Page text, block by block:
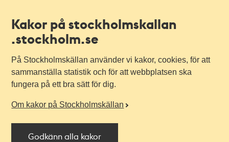
Kakor på stockholmskallan
.stockholm.se
På Stockholmskällan använder vi kakor, cookies, för att
sammanställa statistik och för att webbplatsen ska
fungera på ett bra sätt för dig.
Om kakor på Stockholmskällan
Godkänn alla kakor